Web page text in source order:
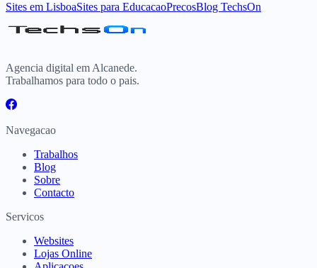
Sites em LisboaSites para EducacaoPrecosBlog TechsOn
Agencia digital em Alcanede.
Trabalhamos para todo o pais.
Navegacao
Trabalhos
Blog
Sobre
Contacto
Servicos
Websites
Lojas Online